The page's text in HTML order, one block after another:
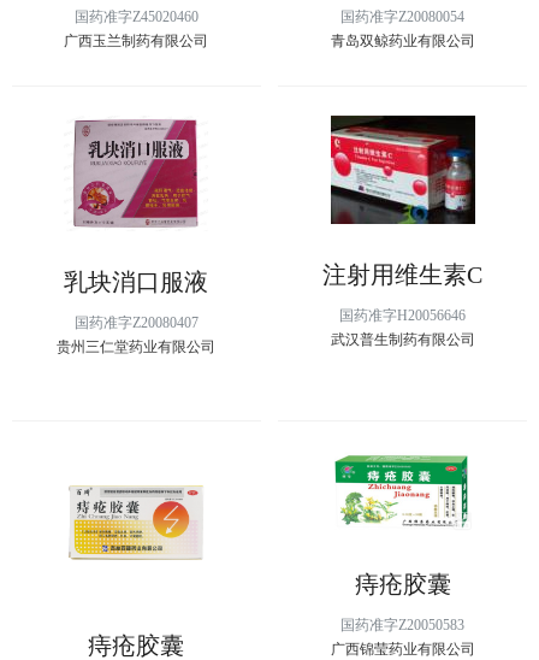
国药准字Z45020460
广西玉兰制药有限公司
国药准字Z20080054
青岛双鲸药业有限公司
乳块消口服液
国药准字Z20080407
贵州三仁堂药业有限公司
注射用维生素C
国药准字H20056646
武汉普生制药有限公司
痔疮胶囊
痔疮胶囊
国药准字Z20050583
广西锦莹药业有限公司